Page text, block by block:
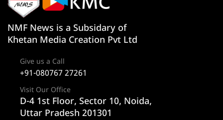
NMF News is a Subsidary of
Khetan Media Creation Pvt Ltd
Give us a Call
+91-080767 27261
Visit Our Office
D-4 1st Floor, Sector 10, Noida,
Uttar Pradesh 201301